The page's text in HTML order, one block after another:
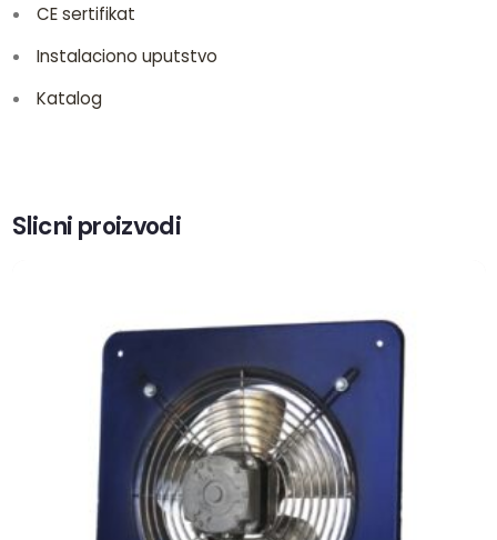
CE sertifikat
Instalaciono uputstvo
Katalog
Slicni proizvodi